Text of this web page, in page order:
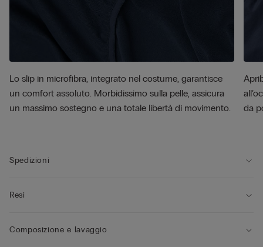
Lo slip in microfibra, integrato nel costume, garantisce
un comfort assoluto. Morbidissimo sulla pelle, assicura
un massimo sostegno e una totale libertà di movimento.
da
Spedizioni
Resi
Composizione e lavaggio